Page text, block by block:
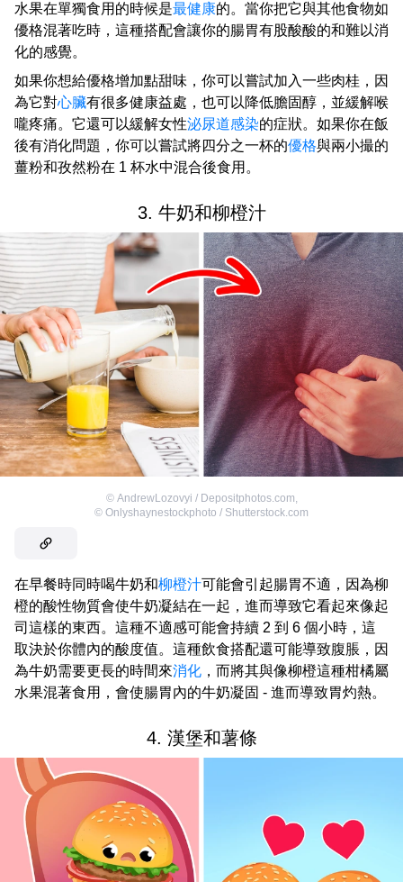
水果在單獨食用的時候是最健康的。當你把它與其他食物如
優格混著吃時，這種搭配會讓你的腸胃有股酸酸的和難以消
化的感覺。
如果你想給優格增加點甜味，你可以嘗試加入一些肉桂，因
為它對心臟有很多健康益處，也可以降低膽固醇，並緩解喉
嚨疼痛。它還可以緩解女性泌尿道感染的症狀。如果你在飯
後有消化問題，你可以嘗試將四分之一杯的優格與兩小撮的
薑粉和孜然粉在 1 杯水中混合後食用。
3. 牛奶和柳橙汁
© AndrewLozovyi / Depositphotos.com,
© Onlyshaynestockphoto / Shutterstock.com
在早餐時同時喝牛奶和柳橙汁可能會引起腸胃不適，因為柳
橙的酸性物質會使牛奶凝結在一起，進而導致它看起來像起
司這樣的東西。這種不適感可能會持續 2 到 6 個小時，這
取決於你體內的酸度值。這種飲食搭配還可能導致腹脹，因
為牛奶需要更長的時間來消化 ，而將其與像柳橙這種柑橘屬
水果混著食用，會使腸胃內的牛奶凝固 - 進而導致胃灼熱。
4. 漢堡和薯條